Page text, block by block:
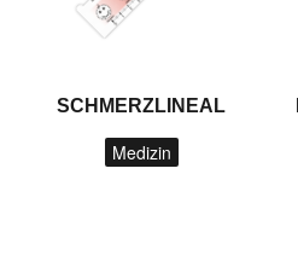
SCHMERZLINEAL
Medizin